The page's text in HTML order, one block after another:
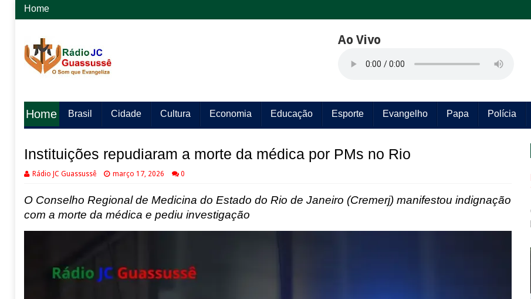
Home
Ao Vivo
Home Brasil Cidade Cultura Economia Educação Esporte Evangelho Papa Polícia
Instituições repudiaram a morte da médica por PMs no Rio
Rádio JC Guassussê março 17, 2026 0
O Conselho Regional de Medicina do Estado do Rio de Janeiro (Cremerj) manifestou indignação
com a morte da médica e pediu investigação